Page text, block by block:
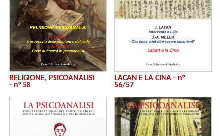
RELIGIONE, PSICOANALISI
- n° 58
LACAN E LA CINA - n°
56/57